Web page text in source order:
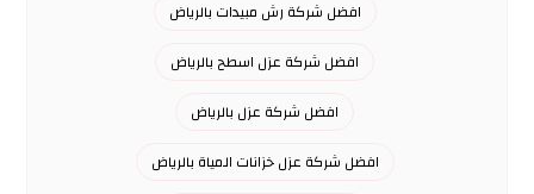
افضل شركة رش مبيدات بالرياض
افضل شركة عزل اسطح بالرياض
افضل شركة عزل بالرياض
افضل شركة عزل خزانات المياة بالرياض